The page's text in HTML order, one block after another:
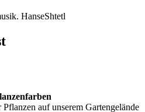
HanseShtetl
auf unserem Gartengelände